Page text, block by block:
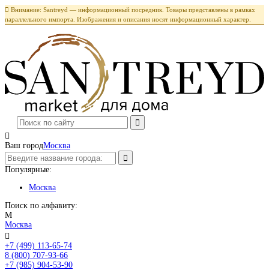
 Внимание: Santreyd — информационный посредник. Товары представлены в рамках
параллельного импорта. Изображения и описания носят информационный характер.

Ваш городМосква
Популярные:
Москва
Поиск по алфавиту:
М
Москва

+7 (499) 113-65-74
8 (800) 707-93-66
+7 (985) 904-53-90